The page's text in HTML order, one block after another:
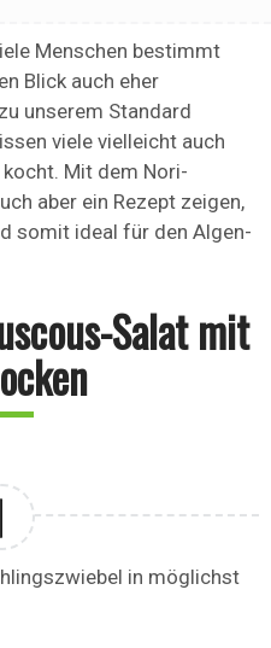
Menschen bestimmt
Blick auch eher
unserem Standard
viele vielleicht auch
Mit dem Nori-
aber ein Rezept zeigen,
somit ideal für den Algen-
Salat mit
in möglichst